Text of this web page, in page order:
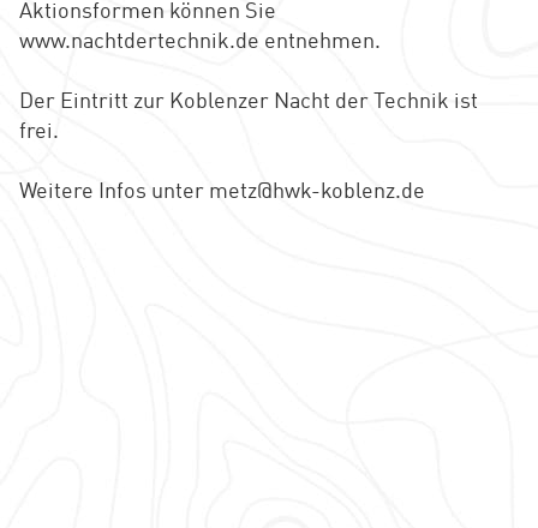
Aktionsformen können Sie
www.nachtdertechnik.de entnehmen.
Der Eintritt zur Koblenzer Nacht der Technik ist
frei.
Weitere Infos unter metz@hwk-koblenz.de